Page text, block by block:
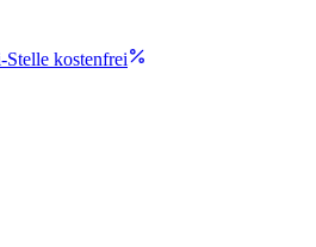
Stelle kostenfrei